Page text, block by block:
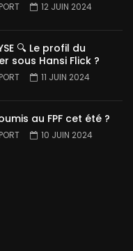
12 JUIN 2024
🔍 Le profil du
sous Hansi Flick ?
11 JUIN 2024
au FPF cet été ?
10 JUIN 2024